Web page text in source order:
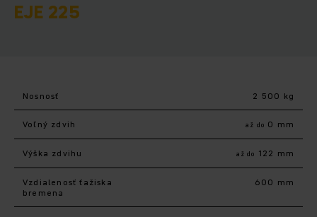
EJE 225
Nosnosť 2 500 kg
Voľný zdvih až do 0 mm
Výška zdvihu až do 122 mm
Vzdialenosť ťažiska
bremena
600 mm